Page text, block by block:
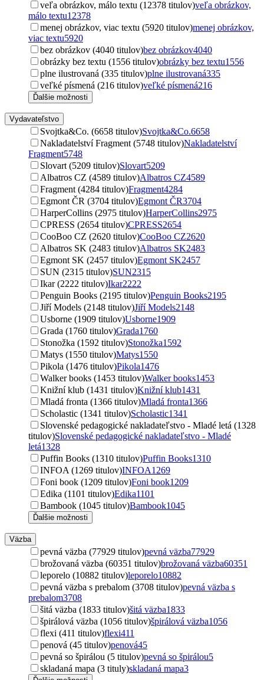
veľa obrázkov, málo textu (12378 titulov)veľa obrázkov,
málo textu12378
menej obrázkov, viac textu (5920 titulov)menej obrázkov,
viac textu5920
bez obrázkov (4040 titulov)bez obrázkov4040
obrázky bez textu (1556 titulov)obrázky bez textu1556
plne ilustrovaná (335 titulov)plne ilustrovaná335
veľké písmená (216 titulov)veľké písmená216
Ďalšie možnosti
Vydavateľstvo
Svojtka&Co. (6658 titulov)Svojtka&Co.6658
Nakladatelství Fragment (5748 titulov)Nakladatelství
Fragment5748
Slovart (5209 titulov)Slovart5209
Albatros CZ (4589 titulov)Albatros CZ4589
Fragment (4284 titulov)Fragment4284
Egmont ČR (3704 titulov)Egmont ČR3704
HarperCollins (2975 titulov)HarperCollins2975
CPRESS (2654 titulov)CPRESS2654
CooBoo CZ (2620 titulov)CooBoo CZ2620
Albatros SK (2483 titulov)Albatros SK2483
Egmont SK (2457 titulov)Egmont SK2457
SUN (2315 titulov)SUN2315
Ikar (2222 titulov)Ikar2222
Penguin Books (2195 titulov)Penguin Books2195
Jiří Models (2148 titulov)Jiří Models2148
Usborne (1909 titulov)Usborne1909
Grada (1760 titulov)Grada1760
Stonožka (1592 titulov)Stonožka1592
Matys (1550 titulov)Matys1550
Pikola (1476 titulov)Pikola1476
Walker books (1453 titulov)Walker books1453
Knižní klub (1431 titulov)Knižní klub1431
Mladá fronta (1366 titulov)Mladá fronta1366
Scholastic (1341 titulov)Scholastic1341
Slovenské pedagogické nakladateľstvo - Mladé letá (1328
titulov)Slovenské pedagogické nakladateľstvo - Mladé
letá1328
Puffin Books (1310 titulov)Puffin Books1310
INFOA (1269 titulov)INFOA1269
Foni book (1209 titulov)Foni book1209
Edika (1101 titulov)Edika1101
Bambook (1045 titulov)Bambook1045
Ďalšie možnosti
Väzba
pevná väzba (77929 titulov)pevná väzba77929
brožovaná väzba (60351 titulov)brožovaná väzba60351
leporelo (10882 titulov)leporelo10882
pevná väzba s prebalom (3708 titulov)pevná väzba s
prebalom3708
šitá väzba (1833 titulov)šitá väzba1833
špirálová väzba (1056 titulov)špirálová väzba1056
flexi (411 titulov)flexi411
penová (45 titulov)penová45
pevná so špirálou (5 titulov)pevná so špirálou5
skladaná mapa (3 tituly)skladaná mapa3